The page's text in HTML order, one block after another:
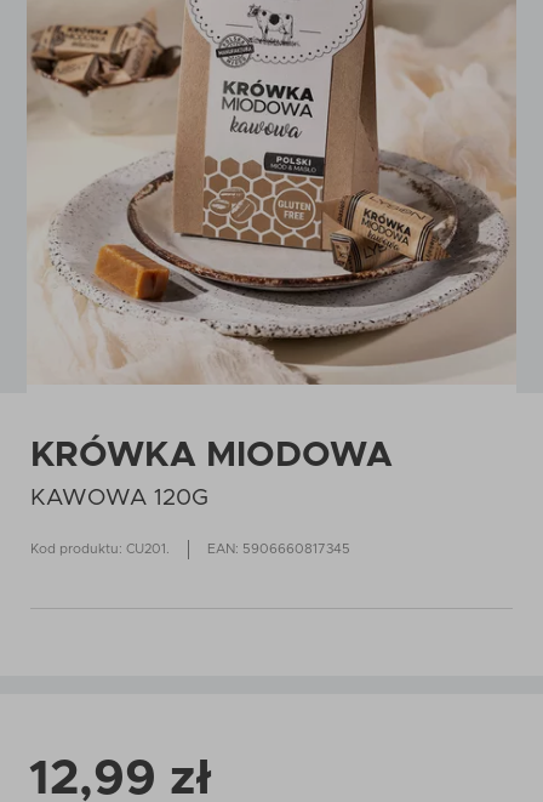
KRÓWKA MIODOWA
KAWOWA 120G
Kod produktu: CU201. EAN: 5906660817345
12,99 zł